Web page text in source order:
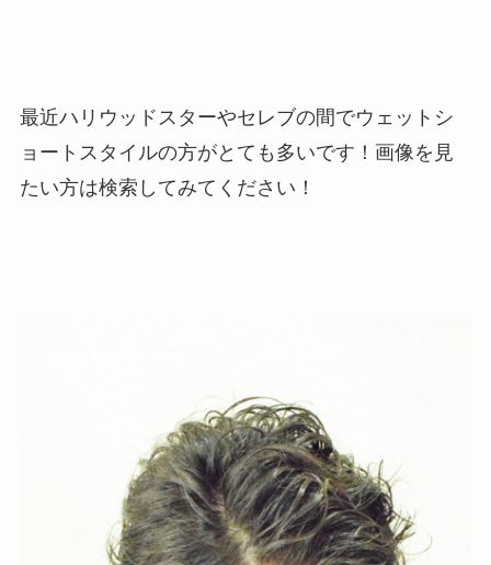
最近ハリウッドスターやセレブの間でウェットシ
ョートスタイルの方がとても多いです！画像を見
たい方は検索してみてください！